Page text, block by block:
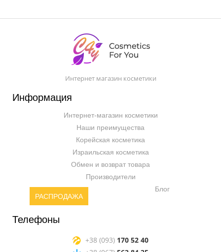
Интернет магазин косметики
Информация
Интернет-магазин косметики
Наши преимущества
Корейская косметика
Израильская косметика
Обмен и возврат товара
Производители
РАСПРОДАЖА
Блог
Телефоны
+38 (093) 170 52 40